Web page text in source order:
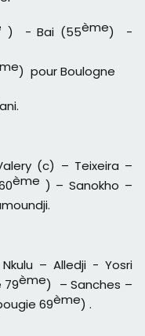
) - Bai (55ème) -
) pour Boulogne
(c) – Teixeira –
ème ) – Sanokho –
– Alledji - Yosri
79ème) – Sanches –
69ème) .